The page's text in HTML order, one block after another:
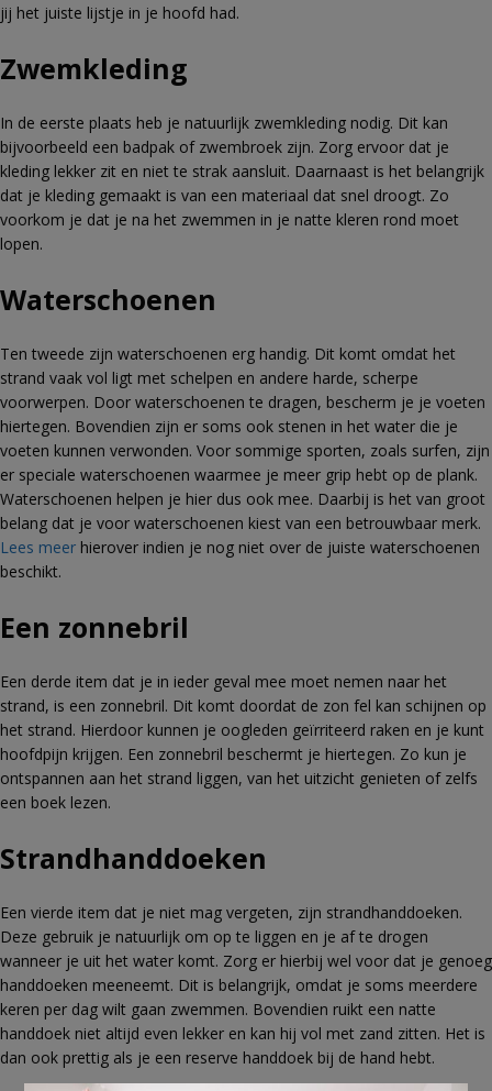
jij het juiste lijstje in je hoofd had.
Zwemkleding
In de eerste plaats heb je natuurlijk zwemkleding nodig. Dit kan
bijvoorbeeld een badpak of zwembroek zijn. Zorg ervoor dat je
kleding lekker zit en niet te strak aansluit. Daarnaast is het belangrijk
dat je kleding gemaakt is van een materiaal dat snel droogt. Zo
voorkom je dat je na het zwemmen in je natte kleren rond moet
lopen.
Waterschoenen
Ten tweede zijn waterschoenen erg handig. Dit komt omdat het
strand vaak vol ligt met schelpen en andere harde, scherpe
voorwerpen. Door waterschoenen te dragen, bescherm je je voeten
hiertegen. Bovendien zijn er soms ook stenen in het water die je
voeten kunnen verwonden. Voor sommige sporten, zoals surfen, zijn
er speciale waterschoenen waarmee je meer grip hebt op de plank.
Waterschoenen helpen je hier dus ook mee. Daarbij is het van groot
belang dat je voor waterschoenen kiest van een betrouwbaar merk.
Lees meer hierover indien je nog niet over de juiste waterschoenen
beschikt.
Een zonnebril
Een derde item dat je in ieder geval mee moet nemen naar het
strand, is een zonnebril. Dit komt doordat de zon fel kan schijnen op
het strand. Hierdoor kunnen je oogleden geïrriteerd raken en je kunt
hoofdpijn krijgen. Een zonnebril beschermt je hiertegen. Zo kun je
ontspannen aan het strand liggen, van het uitzicht genieten of zelfs
een boek lezen.
Strandhanddoeken
Een vierde item dat je niet mag vergeten, zijn strandhanddoeken.
Deze gebruik je natuurlijk om op te liggen en je af te drogen
wanneer je uit het water komt. Zorg er hierbij wel voor dat je genoeg
handdoeken meeneemt. Dit is belangrijk, omdat je soms meerdere
keren per dag wilt gaan zwemmen. Bovendien ruikt een natte
handdoek niet altijd even lekker en kan hij vol met zand zitten. Het is
dan ook prettig als je een reserve handdoek bij de hand hebt.